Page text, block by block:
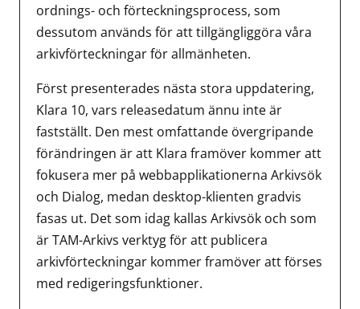
ordnings- och förteckningsprocess, som
dessutom används för att tillgängliggöra våra
arkivförteckningar för allmänheten.
Först presenterades nästa stora uppdatering,
Klara 10, vars releasedatum ännu inte är
fastställt. Den mest omfattande övergripande
förändringen är att Klara framöver kommer att
fokusera mer på webbapplikationerna Arkivsök
och Dialog, medan desktop-klienten gradvis
fasas ut. Det som idag kallas Arkivsök och som
är TAM-Arkivs verktyg för att publicera
arkivförteckningar kommer framöver att förses
med redigeringsfunktioner.